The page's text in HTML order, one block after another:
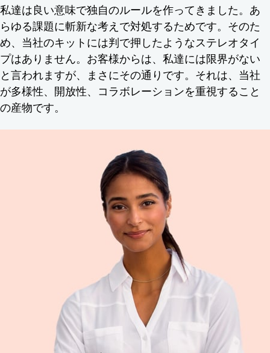
私達は良い意味で独自のルールを作ってきました。あ
らゆる課題に斬新な考えで対処するためです。そのた
め、当社のキットには判で押したようなステレオタイ
プはありません。お客様からは、私達には限界がない
と言われますが、まさにその通りです。それは、当社
が多様性、開放性、コラボレーションを重視すること
の産物です。